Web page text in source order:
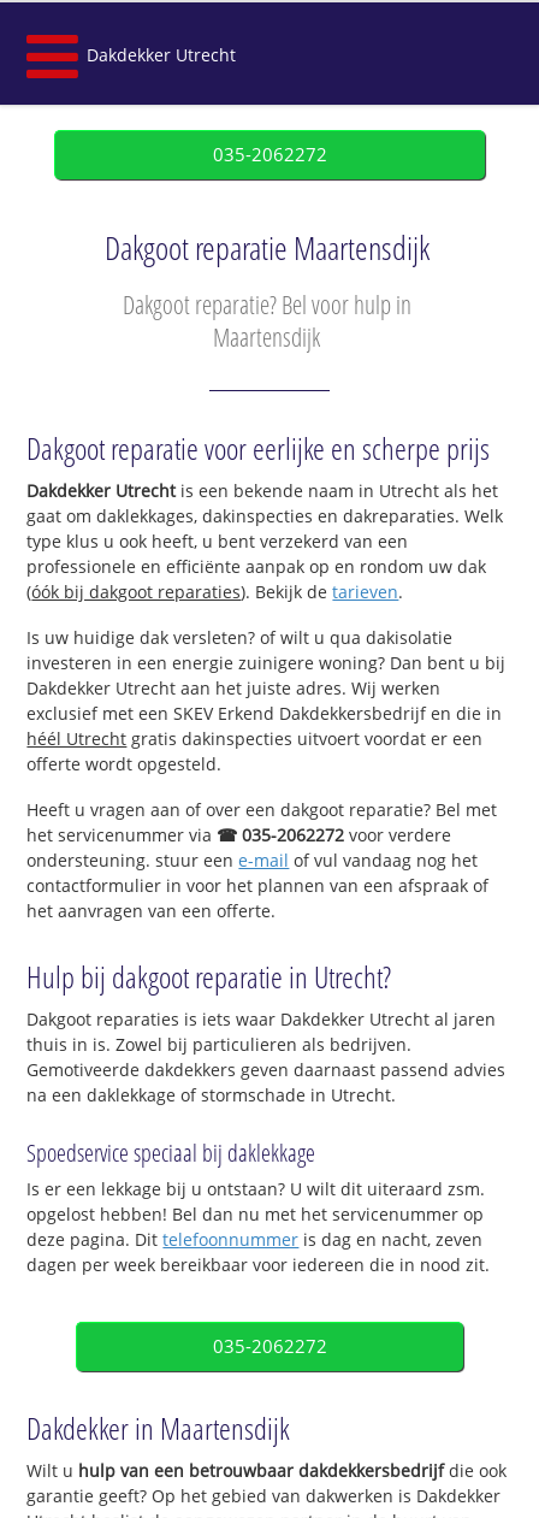
Dakdekker Utrecht
035-2062272
Dakgoot reparatie Maartensdijk
Dakgoot reparatie? Bel voor hulp in
Maartensdijk
Dakgoot reparatie voor eerlijke en scherpe prijs
Dakdekker Utrechtis een bekende naam in Utrecht als het
gaat om daklekkages, dakinspecties en dakreparaties. Welk
type klus u ook heeft, u bent verzekerd van een
professionele en efficiënte aanpak op en rondom uw dak
(óók bij dakgoot reparaties). Bekijk detarieven.
Is uw huidige dak versleten? of wilt u qua dakisolatie
investeren in een energie zuinigere woning? Dan bent u bij
Dakdekker Utrecht aan het juiste adres. Wij werken
exclusief met een SKEV Erkend Dakdekkersbedrijf en die in
héél Utrecht gratis dakinspecties uitvoert voordat er een
offerte wordt opgesteld.
Heeft u vragen aan of over een dakgoot reparatie? Bel met
het servicenummer via ☎ 035-2062272 voor verdere
ondersteuning. stuur eene-mail of vul vandaag nog het
contactformulier in voor het plannen van een afspraak of
het aanvragen van een offerte.
Hulp bij dakgoot reparatie in Utrecht?
Dakgoot reparaties is iets waar Dakdekker Utrecht al jaren
thuis in is. Zowel bij particulieren als bedrijven.
Gemotiveerde dakdekkers geven daarnaast passend advies
na een daklekkage of stormschade in Utrecht.
Spoedservice speciaal bij daklekkage
Is er een lekkage bij u ontstaan? U wilt dit uiteraard zsm.
opgelost hebben! Bel dan nu met het servicenummer op
deze pagina. Dittelefoonnummer is dag en nacht, zeven
dagen per week bereikbaar voor iedereen die in nood zit.
035-2062272
Dakdekker in Maartensdijk
Wilt u hulp van een betrouwbaar dakdekkersbedrijfdie ook
garantie geeft? Op het gebied van dakwerken is Dakdekker